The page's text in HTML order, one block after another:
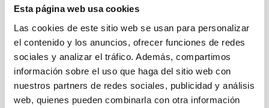
Esta página web usa cookies
Las cookies de este sitio web se usan para personalizar
el contenido y los anuncios, ofrecer funciones de redes
sociales y analizar el tráfico. Además, compartimos
información sobre el uso que haga del sitio web con
nuestros partners de redes sociales, publicidad y análisis
web, quienes pueden combinarla con otra información
Estudiantes de La Palma miden la oscuridad nocturna
de la Isla